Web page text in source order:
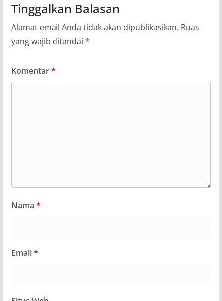
Tinggalkan Balasan
Alamat email Anda tidak akan dipublikasikan. Ruas
yang wajib ditandai *
Komentar*
Nama *
Email*